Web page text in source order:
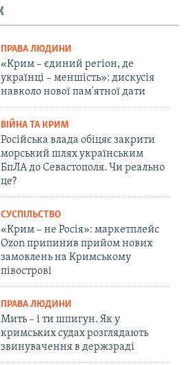
ПРАВА ЛЮДИНИ
«Крим – єдиний регіон, де
українці – меншість»: дискусія
навколо нової пам'ятної дати
ВІЙНА ТА КРИМ
Російська влада обіцяє закрити
морський шлях українським
БпЛА до Севастополя. Чи реально
це?
СУСПІЛЬСТВО
«Крим – не Росія»: маркетплейс
Ozon припинив прийом нових
замовлень на Кримському
півострові
ПРАВА ЛЮДИНИ
Мить – і ти шпигун. Як у
кримських судах розглядають
звинувачення в держзраді